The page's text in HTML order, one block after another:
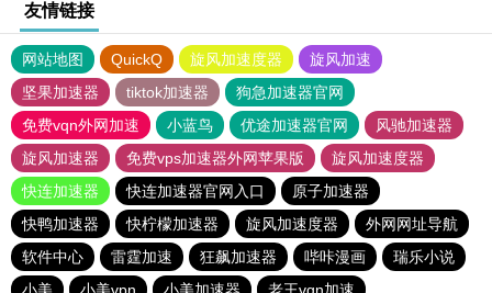
友情链接
网站地图 QuickQ 旋风加速度器
旋风加速
坚果加速器
tiktok加速器
狗急加速器官网
免费vqn外网加速
小蓝鸟 优途加速器官网
风驰加速器
旋风加速器
免费vps加速器外网苹果版
旋风加速度器
快连加速器
快连加速器官网入口
原子加速器
快鸭加速器
快柠檬加速器 旋风加速度器
外网网址导航
软件中心
雷霆加速 狂飙加速器 哔咔漫画
瑞乐小说